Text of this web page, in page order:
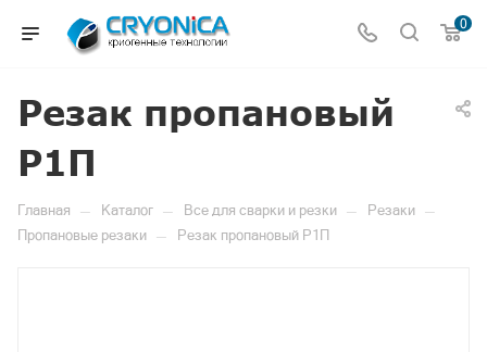
0
Резак пропановый
Р1П
Главная — Каталог — Все для сварки и резки — Резаки —
Пропановые резаки — Резак пропановый Р1П